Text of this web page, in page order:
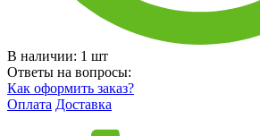
В наличии: 1 шт
Ответы на вопросы:
Как оформить заказ?
Оплата Доставка